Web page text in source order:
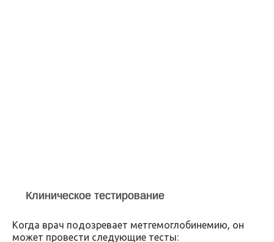
Клиническое тестирование
Когда врач подозревает метгемоглобинемию, он
может провести следующие тесты: